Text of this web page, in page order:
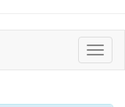
sau